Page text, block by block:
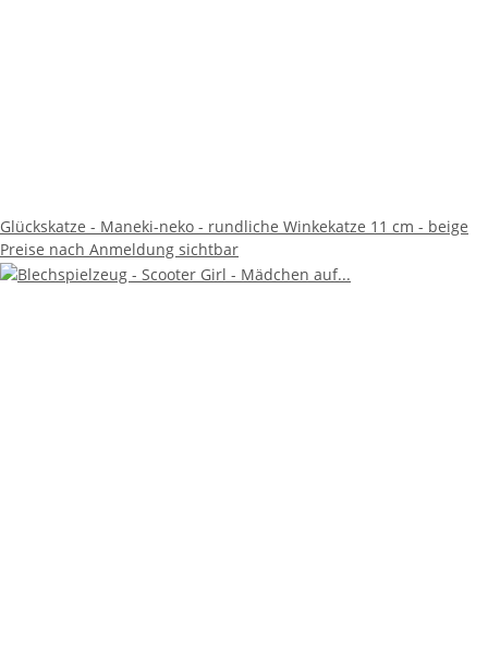
Glückskatze - Maneki-neko - rundliche Winkekatze 11 cm - beige
Preise nach Anmeldung sichtbar